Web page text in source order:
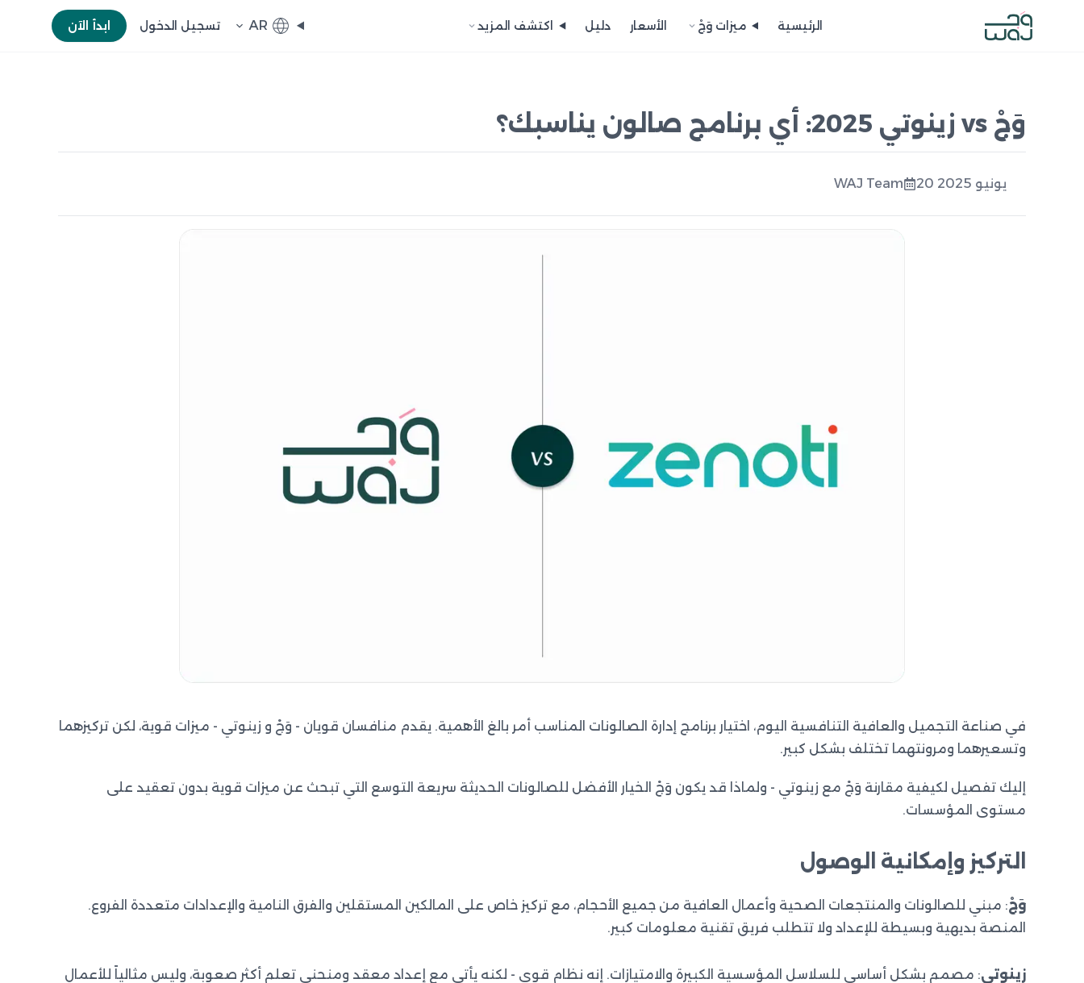
الرئيسية ميزات وَجْ الأسعار دليل اكتشف المزيد AR تسجيل الدخول ابدأ الآن
وَجْ vs زينوتي 2025: أي برنامج صالون يناسبك؟
WAJ Team 20 يونيو 2025
في صناعة التجميل والعافية التنافسية اليوم، اختيار برنامج إدارة الصالونات المناسب أمر بالغ الأهمية. يقدم منافسان قويان - وَجْ و زينوتي - ميزات قوية، لكن تركيزهما
وتسعيرهما ومرونتهما تختلف بشكل كبير.
إليك تفصيل لكيفية مقارنة وَجْ مع زينوتي - ولماذا قد يكون وَجْ الخيار الأفضل للصالونات الحديثة سريعة التوسع التي تبحث عن ميزات قوية بدون تعقيد على
مستوى المؤسسات.
التركيز وإمكانية الوصول
وَجْ: مبني للصالونات والمنتجعات الصحية وأعمال العافية من جميع الأحجام، مع تركيز خاص على المالكين المستقلين والفرق النامية والإعدادات متعددة الفروع.
المنصة بديهية وبسيطة للإعداد ولا تتطلب فريق تقنية معلومات كبير.
زينوتي: مصمم بشكل أساسي للسلاسل المؤسسية الكبيرة والامتيازات. إنه نظام قوي - لكنه يأتي مع إعداد معقد ومنحنى تعلم أكثر صعوبة، وليس مثالياً للأعمال